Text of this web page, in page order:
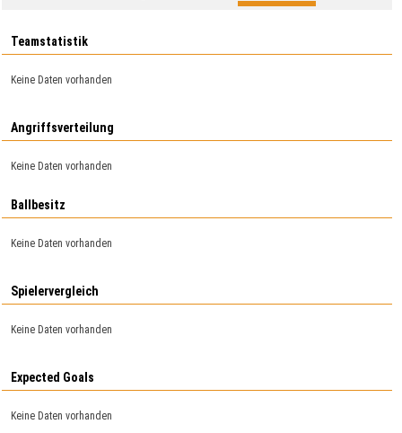
Teamstatistik
Keine Daten vorhanden
Angriffsverteilung
Keine Daten vorhanden
Ballbesitz
Keine Daten vorhanden
Spielervergleich
Keine Daten vorhanden
Expected Goals
Keine Daten vorhanden